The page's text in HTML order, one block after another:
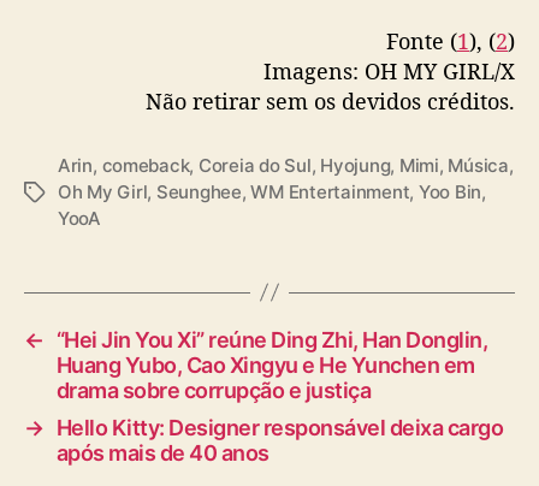
Fonte (1), (2)
Imagens: OH MY GIRL/X
Não retirar sem os devidos créditos.
T
Arin, comeback, Coreia do Sul, Hyojung, Mimi, Música,
Oh My Girl, Seunghee,WM Entertainment, Yoo Bin,
YooA
←
“Hei Jin You Xi” reúne Ding Zhi, Han Donglin,
Huang Yubo, Cao Xingyu e He Yunchen em
drama sobre corrupção e justiça
→ Hello Kitty: Designer responsável deixa cargo
após mais de 40 anos